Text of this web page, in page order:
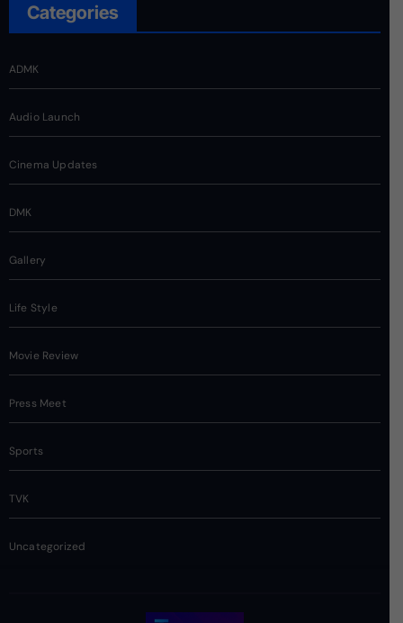
Categories
ADMK
Audio Launch
Cinema Updates
DMK
Gallery
Life Style
Movie Review
Press Meet
Sports
TVK
Uncategorized